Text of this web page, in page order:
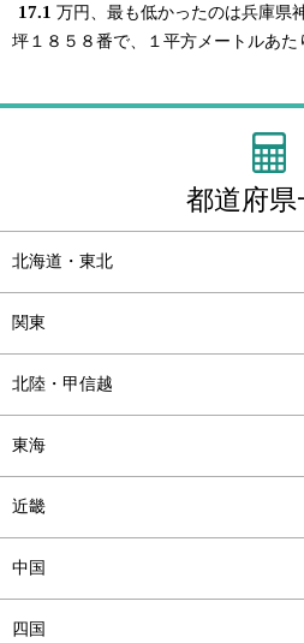
17.1 万円、最も低かったのは兵庫県
坪１８５８番で、１平方メートルあた
都道府県
北海道・東北
関東
北陸・甲信越
東海
近畿
中国
四国